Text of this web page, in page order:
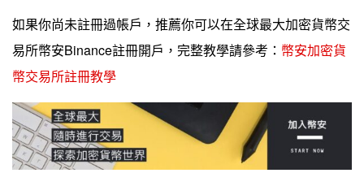
如果你尚未註冊過帳戶，推薦你可以在全球最大加密貨幣交
易所幣安Binance註冊開戶，完整教學請參考： 幣安加密貨
幣交易所註冊教學